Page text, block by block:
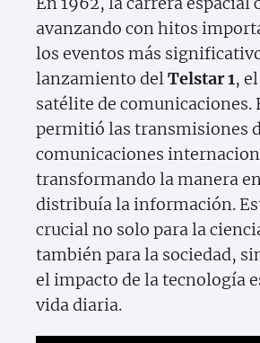
avanzando con hitos
los eventos más
lanzamiento delTelstar 1,
satélite de comunicaciones.
permitió las transmisiones
comunicaciones
transformando la manera
distribuía la información.
crucial no solo para la
también para la sociedad,
el impacto de la tecnología
vida diaria.